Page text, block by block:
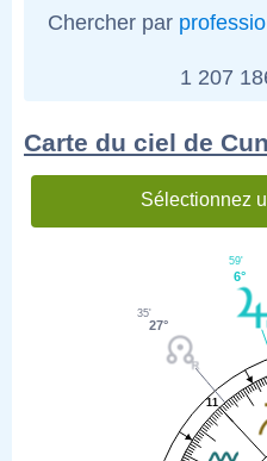
Chercher par
1 207
Carte du ciel de
Sélectionnez
11
6°
59'
27°
35'